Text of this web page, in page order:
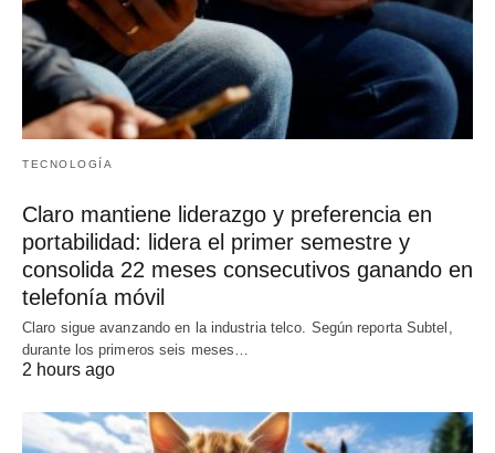
TECNOLOGÍA
Claro mantiene liderazgo y preferencia en
portabilidad: lidera el primer semestre y
consolida 22 meses consecutivos ganando en
telefonía móvil
Claro sigue avanzando en la industria telco. Según reporta Subtel,
durante los primeros seis meses…
2 hours ago